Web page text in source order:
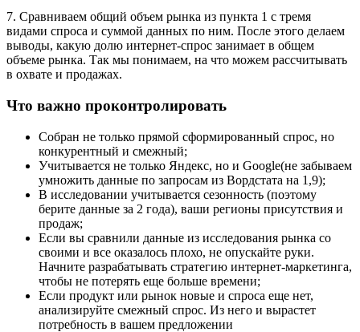
7. Сравниваем общий объем рынка из пункта 1 с тремя
видами спроса и суммой данных по ним. После этого делаем
выводы, какую долю интернет-спрос занимает в общем
объеме рынка. Так мы понимаем, на что можем рассчитывать
в охвате и продажах.
Что важно проконтролировать
Собран не только прямой сформированный спрос, но
конкурентный и смежный;
Учитывается не только Яндекс, но и Google(не забываем
умножить данные по запросам из Вордстата на 1,9);
В исследовании учитывается сезонность (поэтому
берите данные за 2 года), ваши регионы присутствия и
продаж;
Если вы сравнили данные из исследования рынка со
своими и все оказалось плохо, не опускайте руки.
Начните разрабатывать стратегию интернет-маркетинга,
чтобы не потерять еще больше времени;
Если продукт или рынок новые и спроса еще нет,
анализируйте смежный спрос. Из него и вырастет
потребность в вашем предложении